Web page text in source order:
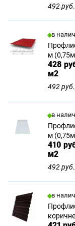
492
в
м
428
м2
492
в
м
410
м2
492
в